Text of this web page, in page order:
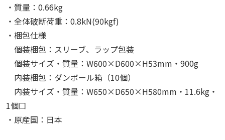
・質量：0.66kg
・全体破断荷重：0.8kN(90kgf)
・梱包仕様
個装梱包：スリーブ、ラップ包装
個装サイズ・質量：W600×D600×H53mm・900g
内装梱包：ダンボール箱（10個）
内装サイズ・質量：W650×D650×H580mm・11.6kg・
1個口
・原産国：日本